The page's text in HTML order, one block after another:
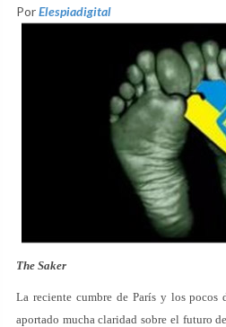
PorElespiadigital
The Saker
La reciente cumbre de París y los pocos
aportado mucha claridad sobre el futuro